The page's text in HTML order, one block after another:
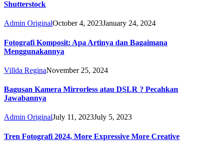
Shutterstock
Admin OriginalOctober 4, 2023January 24, 2024
Fotografi Komposit: Apa Artinya dan Bagaimana
Menggunakannya
Villda ReginaNovember 25, 2024
Bagusan Kamera Mirrorless atau DSLR ? Pecahkan
Jawabannya
Admin OriginalJuly 11, 2023July 5, 2023
Tren Fotografi 2024, More Expressive More Creative